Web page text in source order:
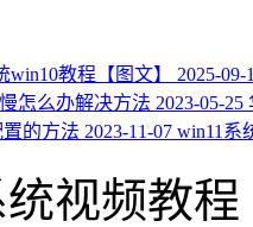
教程【图文】
2025-09-
怎么办解决方法 2023-05-25
的方法 2023-11-07 win11系
视频教程